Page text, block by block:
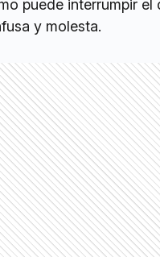
puede interrumpir el
y molesta.